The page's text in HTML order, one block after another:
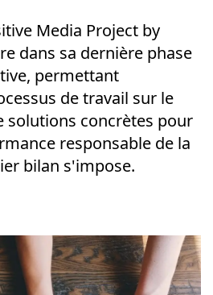
Media Project by
dans sa dernière phase
permettant
de travail sur le
solutions concrètes pour
responsable de la
bilan s'impose.